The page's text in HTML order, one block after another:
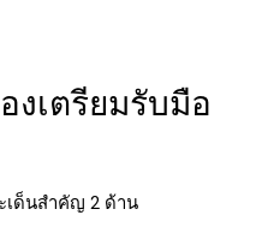
งเตรียมรับมือ
เด็นสำคัญ 2 ด้าน